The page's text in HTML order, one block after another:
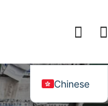
Chinese